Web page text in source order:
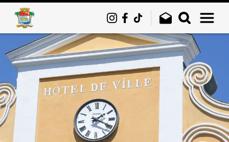
Panneau de gestion des cookies